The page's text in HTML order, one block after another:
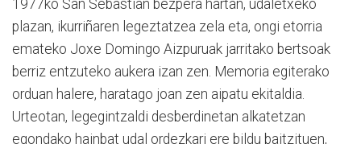
1977ko San Sebastian bezpera hartan, udaletxeko
plazan, ikurriñaren legeztatzea zela eta, ongi etorria
emateko Joxe Domingo Aizpuruak jarritako bertsoak
berriz entzuteko aukera izan zen. Memoria egiterako
orduan halere, haratago joan zen aipatu ekitaldia.
Urteotan, legegintzaldi desberdinetan alkatetzan
egondako hainbat udal ordezkari ere bildu baitzituen,